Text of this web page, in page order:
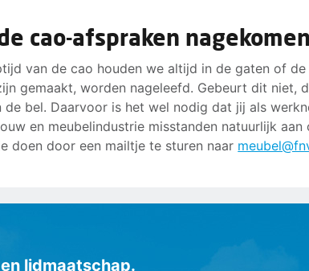
cao-afspraken
van de cao houden we altijd in de gaten of de
gemaakt, worden nageleefd. Gebeurt dit niet,
de bel. Daarvoor is het wel nodig dat jij als
en meubelindustrie misstanden natuurlijk aan
doen door een mailtje te sturen naar
lidmaatschap.